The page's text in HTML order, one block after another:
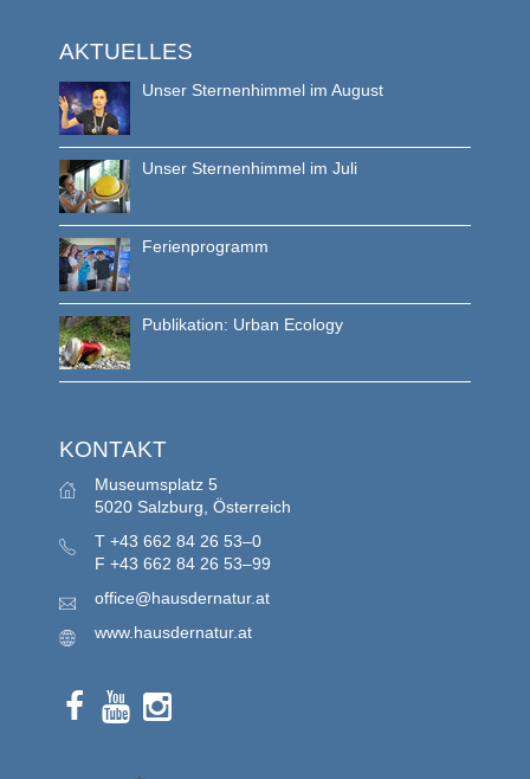
AKTUELLES
Unser Sternenhimmel im August
Unser Sternenhimmel im Juli
Ferienprogramm
Publikation: Urban Ecology
KONTAKT
Museumsplatz 5
5020 Salzburg, Österreich
T +43 662 84 26 53–0
F +43 662 84 26 53–99
office@hausdernatur.at
www.hausdernatur.at